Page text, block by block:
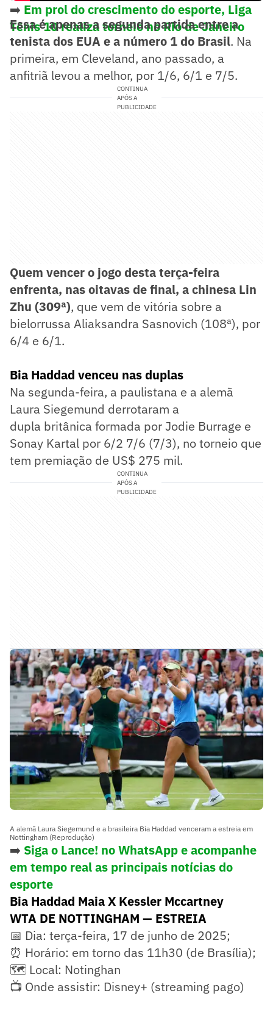
➡️ Em prol do crescimento do esporte, Liga
Tênis 10 realiza torneio no Rio de Janeiro
Essa é apenas a segunda partida entre a
tenista dos EUA e a número 1 do Brasil. Na
primeira, em Cleveland, ano passado, a
anfitriã levou a melhor, por 1/6, 6/1 e 7/5.
CONTINUA
APÓS A
PUBLICIDADE
Quem vencer o jogo desta terça-feira
enfrenta, nas oitavas de final, a chinesa Lin
Zhu (309ª), que vem de vitória sobre a
bielorrussa Aliaksandra Sasnovich (108ª), por
6/4 e 6/1.
Bia Haddad venceu nas duplas
Na segunda-feira, a paulistana e a alemã
Laura Siegemund derrotaram a
dupla britânica formada por Jodie Burrage e
Sonay Kartal por 6/2 7/6 (7/3), no torneio que
tem premiação de US$ 275 mil.
CONTINUA
APÓS A
PUBLICIDADE
A alemã Laura Siegemund e a brasileira Bia Haddad venceram a estreia em
Nottingham (Reprodução)
➡️ Siga o Lance! no WhatsApp e acompanhe
em tempo real as principais notícias do
esporte
Bia Haddad Maia X Kessler Mccartney
WTA DE NOTTINGHAM — ESTREIA
📅 Dia: terça-feira, 17 de junho de 2025;
⏰ Horário: em torno das 11h30 (de Brasília);
🗺️ Local: Notinghan
📺 Onde assistir: Disney+ (streaming pago)